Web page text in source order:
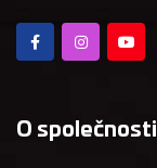
O společnosti